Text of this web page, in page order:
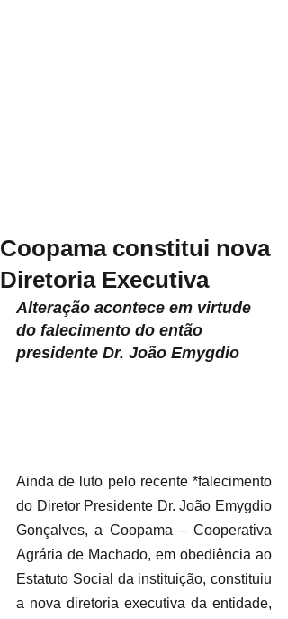
Coopama constitui nova
Diretoria Executiva
Alteração acontece em virtude
do falecimento do então
presidente Dr. João Emygdio
Ainda de luto pelo recente *falecimento
do Diretor Presidente Dr. João Emygdio
Gonçalves, a Coopama – Cooperativa
Agrária de Machado, em obediência ao
Estatuto Social da instituição, constituiu
a nova diretoria executiva da entidade,